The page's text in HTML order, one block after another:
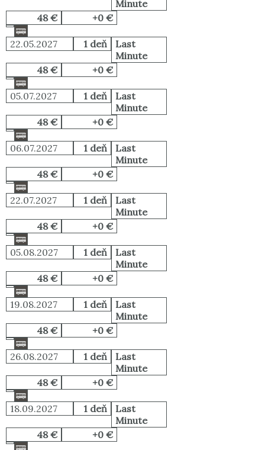
Minute
48 €
+0 €
22.05.2027 1 deň
Last
Minute
48 €
+0 €
05.07.2027 1 deň
Last
Minute
48 €
+0 €
06.07.2027 1 deň
Last
Minute
48 €
+0 €
22.07.2027 1 deň
Last
Minute
48 €
+0 €
05.08.2027 1 deň
Last
Minute
48 €
+0 €
19.08.2027 1 deň
Last
Minute
48 €
+0 €
26.08.2027 1 deň
Last
Minute
48 €
+0 €
18.09.2027 1 deň
Last
Minute
48 €
+0 €